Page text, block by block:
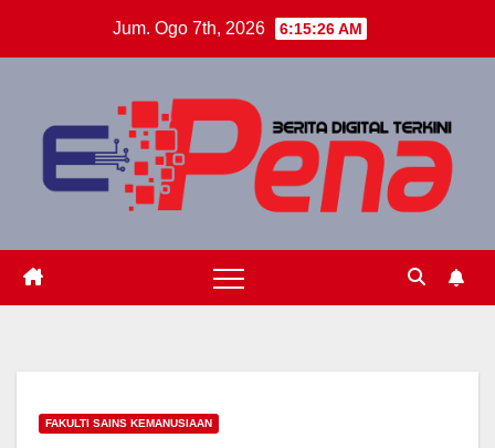
Jum. Ogo 7th, 2026 6:15:27 AM
FAKULTI SAINS KEMANUSIAAN